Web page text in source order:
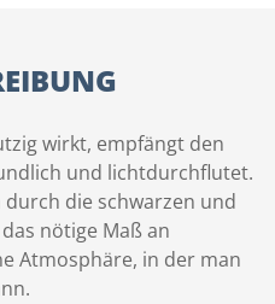
wirkt, empfängt den
und lichtdurchflutet.
die schwarzen und
nötige Maß an
Atmosphäre, in der man